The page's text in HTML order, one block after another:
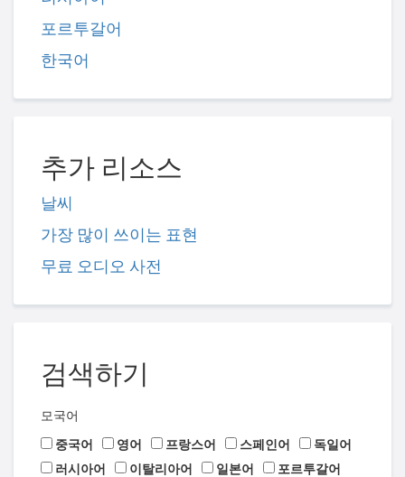
포르투갈어
한국어
추가 리소스
날씨
가장 많이 쓰이는 표현
무료 오디오 사전
검색하기
모국어
중국어
영어 프랑스어 스페인어
독일어
러시아어
이탈리아어 일본어
포르투갈어